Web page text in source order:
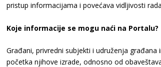
pristup informacijama i povećava vidljivosti
Koje informacije se mogu naći na Portalu?
Građani, privredni subjekti i udruženja
početka njihove izrade, odnosno od